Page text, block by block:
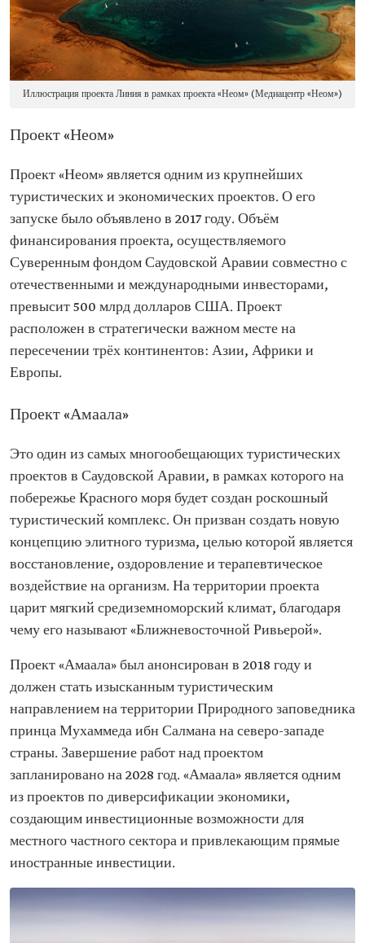
Иллюстрация проекта Линия в рамках проекта «Неом» (Медиацентр «Неом»)
Проект «Неом»
Проект «Неом» является одним из крупнейших
туристических и экономических проектов. О его
запуске было объявлено в 2017 году. Объём
финансирования проекта, осуществляемого
Суверенным фондом Саудовской Аравии совместно с
отечественными и международными инвесторами,
превысит 500 млрд долларов США. Проект
расположен в стратегически важном месте на
пересечении трёх континентов: Азии, Африки и
Европы.
Проект «Амаала»
Это один из самых многообещающих туристических
проектов в Саудовской Аравии, в рамках которого на
побережье Красного моря будет создан роскошный
туристический комплекс. Он призван создать новую
концепцию элитного туризма, целью которой является
восстановление, оздоровление и терапевтическое
воздействие на организм. На территории проекта
царит мягкий средиземноморский климат, благодаря
чему его называют «Ближневосточной Ривьерой».
Проект «Амаала» был анонсирован в 2018 году и
должен стать изысканным туристическим
направлением на территории Природного заповедника
принца Мухаммеда ибн Салмана на северо-западе
страны. Завершение работ над проектом
запланировано на 2028 год. «Амаала» является одним
из проектов по диверсификации экономики,
создающим инвестиционные возможности для
местного частного сектора и привлекающим прямые
иностранные инвестиции.